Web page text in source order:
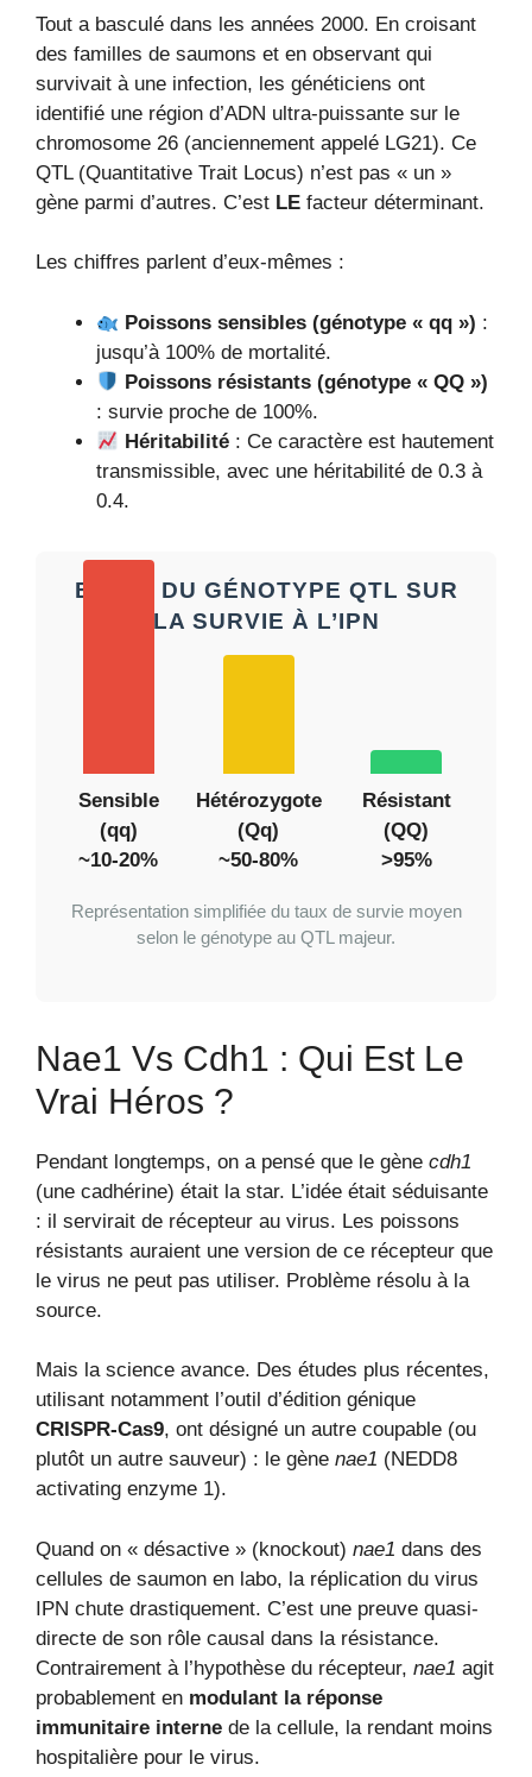
Tout a basculé dans les années 2000. En croisant
des familles de saumons et en observant qui
survivait à une infection, les généticiens ont
identifié une région d’ADN ultra-puissante sur le
chromosome 26 (anciennement appelé LG21). Ce
QTL (Quantitative Trait Locus) n’est pas « un »
gène parmi d’autres. C’est LE facteur déterminant.
Les chiffres parlent d’eux-mêmes :
Poissons sensibles (génotype « qq ») :
jusqu’à 100% de mortalité.
Poissons résistants (génotype « QQ »)
: survie proche de 100%.
Héritabilité : Ce caractère est hautement
transmissible, avec une héritabilité de 0.3 à
0.4.
EFFET DU GÉNOTYPE QTL SUR
LA SURVIE À L’IPN
Sensible
(qq)
~10-20%
Hétérozygote
(Qq)
~50-80%
Résistant
(QQ)
>95%
Représentation simplifiée du taux de survie moyen
selon le génotype au QTL majeur.
Nae1 Vs Cdh1 : Qui Est Le
Vrai Héros ?
Pendant longtemps, on a pensé que le gène cdh1
(une cadhérine) était la star. L’idée était séduisante
: il servirait de récepteur au virus. Les poissons
résistants auraient une version de ce récepteur que
le virus ne peut pas utiliser. Problème résolu à la
source.
Mais la science avance. Des études plus récentes,
utilisant notamment l’outil d’édition génique
CRISPR-Cas9, ont désigné un autre coupable (ou
plutôt un autre sauveur) : le gène nae1 (NEDD8
activating enzyme 1).
Quand on « désactive » (knockout) nae1 dans des
cellules de saumon en labo, la réplication du virus
IPN chute drastiquement. C’est une preuve quasi-
directe de son rôle causal dans la résistance.
Contrairement à l’hypothèse du récepteur, nae1 agit
probablement en modulant la réponse
immunitaire interne de la cellule, la rendant moins
hospitalière pour le virus.